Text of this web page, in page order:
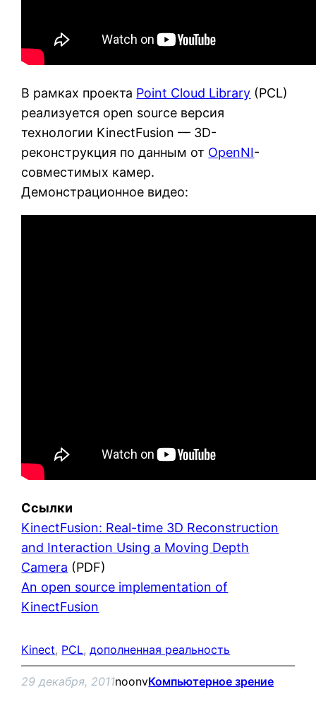
В рамках проекта Point Cloud Library (PCL)
реализуется open source версия
технологии KinectFusion — 3D-
реконструкция по данным от OpenNI-
совместимых камер.
Демонстрационное видео:
Ссылки
KinectFusion: Real-time 3D Reconstruction
and Interaction Using a Moving Depth
Camera (PDF)
An open source implementation of
KinectFusion
Kinect, PCL, дополненная реальность
29 декабря, 2011noonvКомпьютерное зрение